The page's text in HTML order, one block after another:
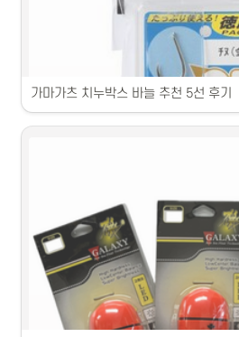
가마가츠 바늘 제품별 특징과 사용 후기를
가마가츠 치누박스 바늘 추천 5선 후기